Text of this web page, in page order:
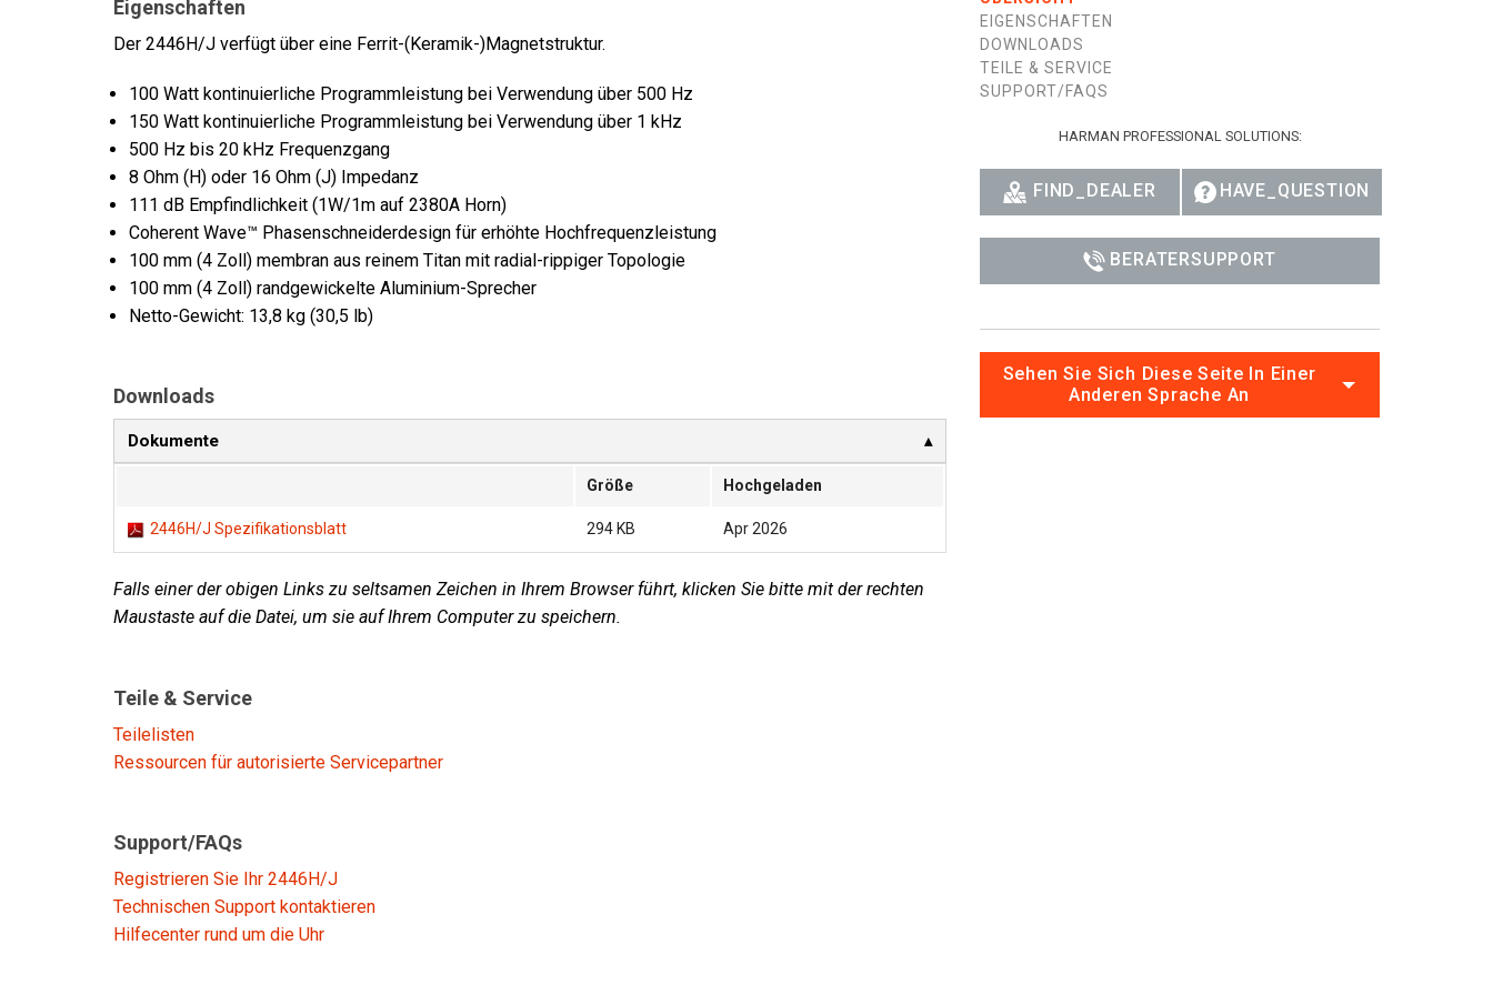
Eigenschaften
Der 2446H/J verfügt über eine Ferrit-(Keramik-)Magnetstruktur.
100 Watt kontinuierliche Programmleistung bei Verwendung über 500 Hz
150 Watt kontinuierliche Programmleistung bei Verwendung über 1 kHz
500 Hz bis 20 kHz Frequenzgang
8 Ohm (H) oder 16 Ohm (J) Impedanz
111 dB Empfindlichkeit (1W/1m auf 2380A Horn)
Coherent Wave™ Phasenschneiderdesign für erhöhte Hochfrequenzleistung
100 mm (4 Zoll) membran aus reinem Titan mit radial-rippiger Topologie
100 mm (4 Zoll) randgewickelte Aluminium-Sprecher
Netto-Gewicht: 13,8 kg (30,5 lb)
Downloads
Dokumente
Größe Hochgeladen
2446H/J Spezifikationsblatt 294 KB Apr 2026
Falls einer der obigen Links zu seltsamen Zeichen in Ihrem Browser führt, klicken Sie bitte mit der rechten
Maustaste auf die Datei, um sie auf Ihrem Computer zu speichern.
Teile & Service
Teilelisten
Ressourcen für autorisierte Servicepartner
Support/FAQs
Registrieren Sie Ihr 2446H/J
Technischen Support kontaktieren
Hilfecenter rund um die Uhr
EIGENSCHAFTEN
DOWNLOADS
TEILE & SERVICE
SUPPORT/FAQS
HARMAN PROFESSIONAL SOLUTIONS:
FIND_DEALER HAVE_QUESTION
BERATERSUPPORT
Sehen Sie Sich Diese Seite In Einer
Anderen Sprache An